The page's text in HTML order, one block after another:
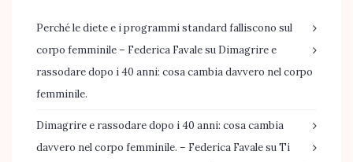
Perché le diete e i programmi standard falliscono sul
corpo femminile – Federica Favalesu Dimagrire e
rassodare dopo i 40 anni: cosa cambia davvero nel corpo
femminile.
Dimagrire e rassodare dopo i 40 anni: cosa cambia
davvero nel corpo femminile. – Federica FavalesuTi